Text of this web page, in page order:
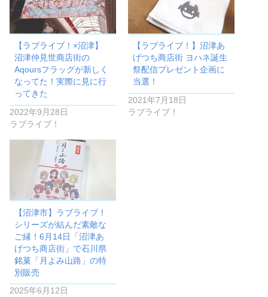
【ラブライブ！×沼津】
沼津仲見世商店街の
Aqoursフラッグが新しく
なってた！実際に見に行
ってきた
2022年9月28日
ラブライブ！
【ラブライブ！】沼津あ
げつち商店街 ヨハネ誕生
祭配信プレゼント企画に
当選！
2021年7月18日
ラブライブ！
【沼津市】ラブライブ！
シリーズが結んだ素敵な
ご縁！6月14日「沼津あ
げつち商店街」で石川県
銘菓「月よみ山路」の特
別販売
2025年6月12日